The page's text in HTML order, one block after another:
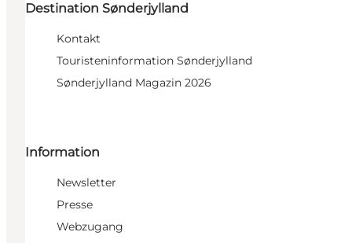
Destination Sønderjylland
Kontakt
Touristeninformation Sønderjylland
Sønderjylland Magazin 2026
Information
Newsletter
Presse
Webzugang